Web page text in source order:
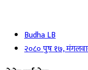
Budha LB
२०८० पुष १७,